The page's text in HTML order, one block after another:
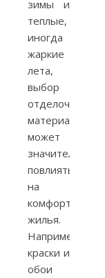
зимы и
теплые,
иногда
жаркие
лета,
выбор
отделочных
материалов
может
значительно
повлиять
на
комфорт
жилья.
Например,
краски и
обои